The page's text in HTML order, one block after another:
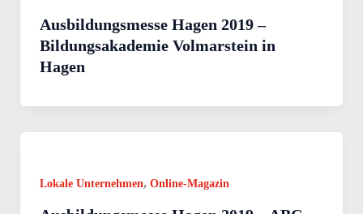
Ausbildungsmesse Hagen 2019 –
Bildungsakademie Volmarstein in
Hagen
Lokale Unternehmen, Online-Magazin